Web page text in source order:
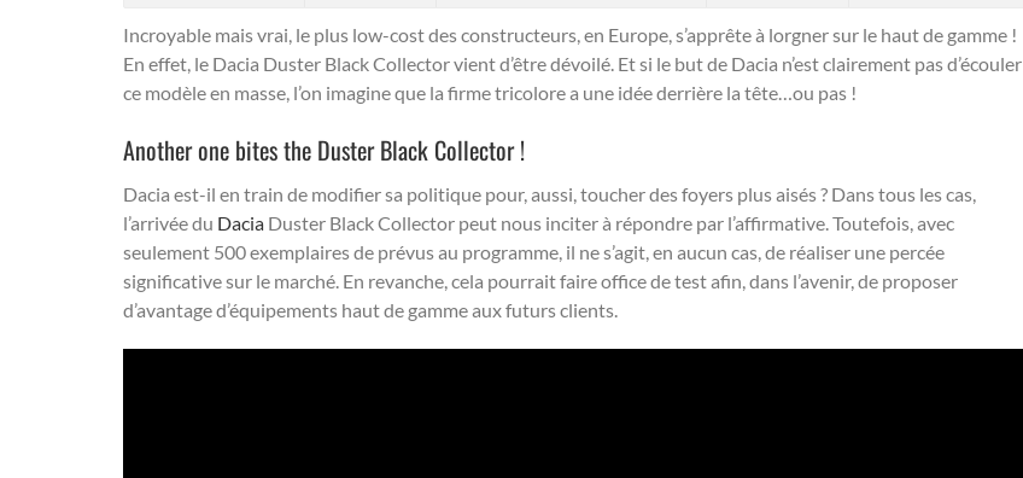
Incroyable mais vrai, le plus low-cost des constructeurs, en Europe, s’apprête à lorgner sur le haut de gamme !
En effet, le Dacia Duster Black Collector vient d’être dévoilé. Et si le but de Dacia n’est clairement pas d’écouler
ce modèle en masse, l’on imagine que la firme tricolore a une idée derrière la tête…ou pas !
Another one bites the Duster Black Collector !
Dacia est-il en train de modifier sa politique pour, aussi, toucher des foyers plus aisés ? Dans tous les cas,
l’arrivée du Dacia Duster Black Collector peut nous inciter à répondre par l’affirmative. Toutefois, avec
seulement 500 exemplaires de prévus au programme, il ne s’agit, en aucun cas, de réaliser une percée
significative sur le marché. En revanche, cela pourrait faire office de test afin, dans l’avenir, de proposer
d’avantage d’équipements haut de gamme aux futurs clients.